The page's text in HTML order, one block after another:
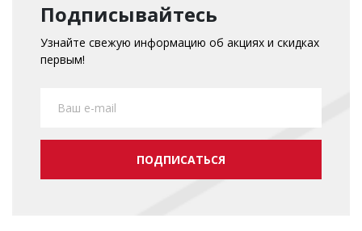
Подписывайтесь
Узнайте свежую информацию об акциях и скидках
первым!
ПОДПИСАТЬСЯ